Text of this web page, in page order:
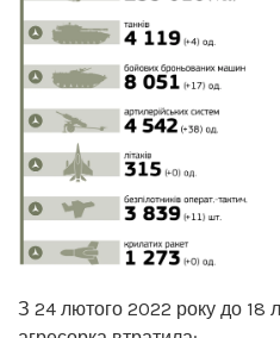
З 24 лютого 2022 року до 18